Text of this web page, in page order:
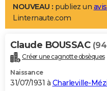
LIFESTYLE
Art de vivre
Bien-être
Loisirs
Mode
Modes de vie
Alimentation
Guide de la santé
Maladies
Médicaments
Sommeil
VOYAGE
Destinations
City break
Voyage nature
Voyage de noces
Forum
Climat
+PHOTO
GUIDES D'ACHAT
NOUVEAU : publiez un
Linternaute.com
Claude BOUSSAC
Créer une cagnotte obsèques
Naissance
31/07/1931 à Charleville-